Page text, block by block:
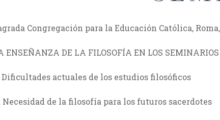
Congregación para la Educación Católica,
ENSEÑANZA DE LA FILOSOFÍA EN LOS SEMINARIOS
actuales de los estudios filosóficos
Necesidad de la filosofía para los futuros sacerdotes